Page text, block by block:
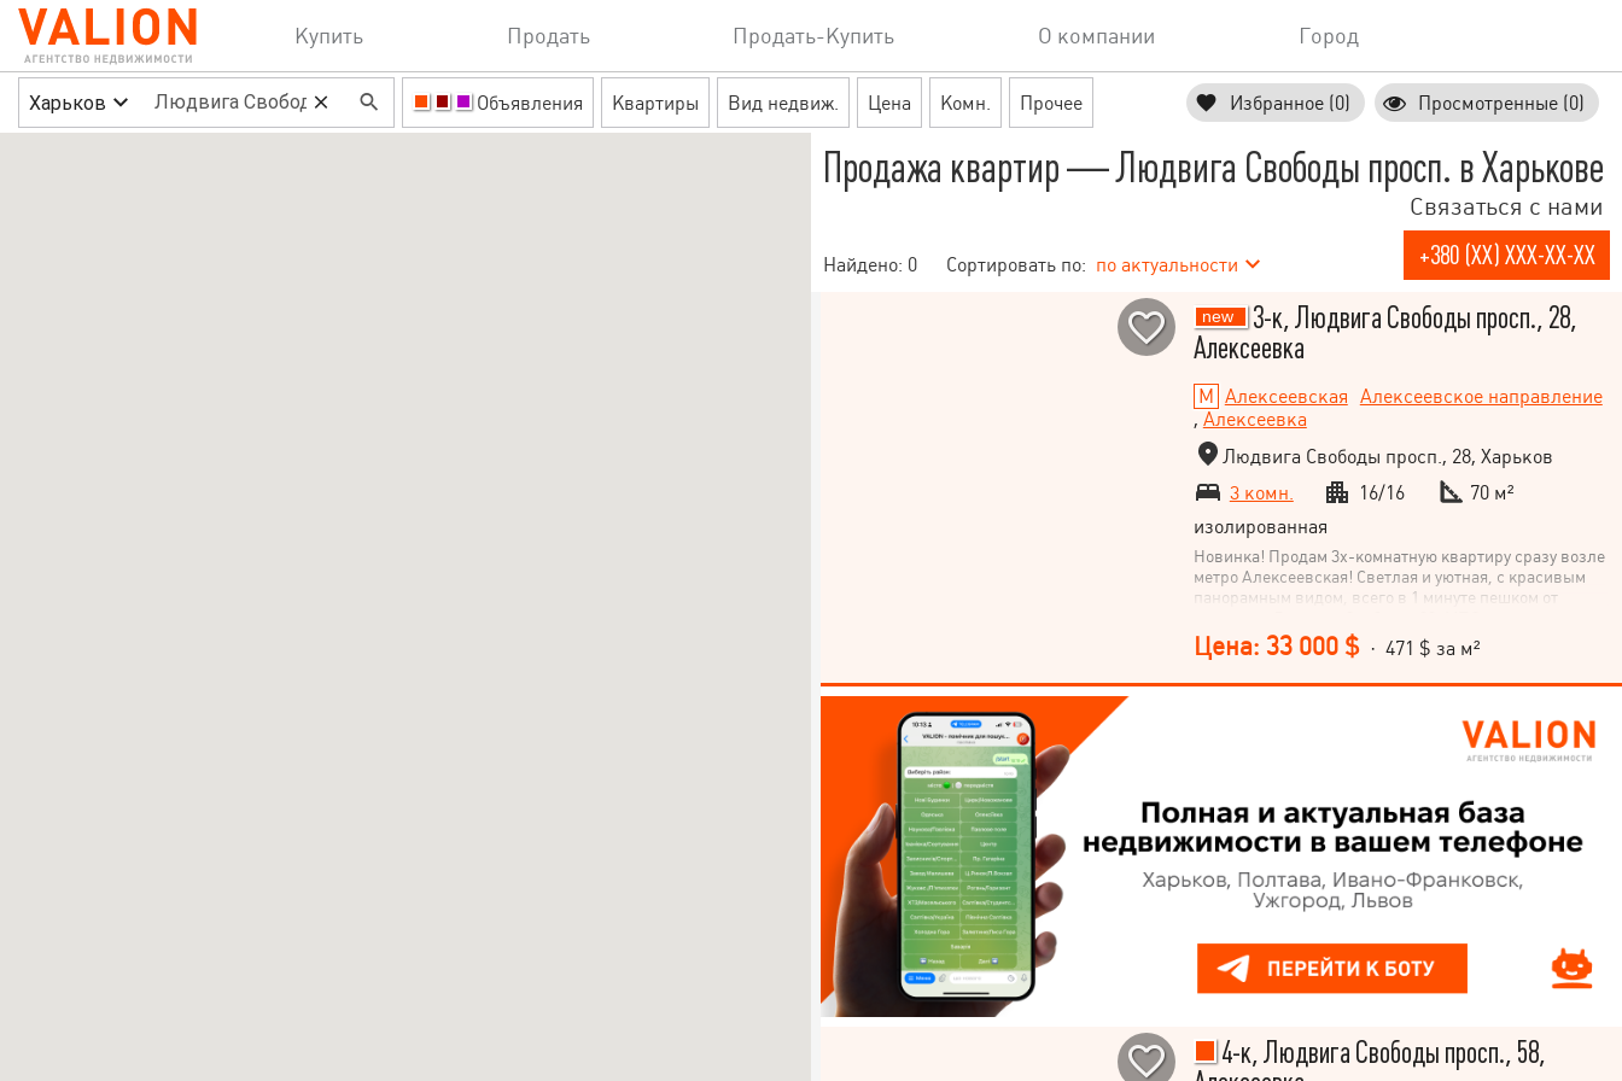
Купить Продать Продать-Купить О компании Город
Харьков Объявления Квартиры Вид недвиж. Цена Комн. Прочее Избранное (0) Просмотренные (0)
Продажа квартир — Людвига Свободы просп. в Харькове
Найдено: 0 Сортировать по: по актуальности
Связаться с нами
+380 (XX) XXX-XX-XX
3-к, Людвига Свободы просп., 28,
Алексеевка
Алексеевская Алексеевское направление
, Алексеевка
Людвига Свободы просп., 28, Харьков
3 комн.
16/16
70 м²
изолированная
Новинка! Продам 3х-комнатную квартиру сразу возле
метро Алексеевская! Светлая и уютная, с красивым
панорамным видом, всего в 1 минуте пешком от
радиаторы. Общая площадь — 70 м². Три раздельных
комнаты и большая кухня! Два балкона! Просторный
квадратный холл! Этаж 16/16 (есть технический этаж)
подойдёт для комфортной жизни семьи Очень
светлая, тёплая и по-настоящему уютная атмосфера!
Можно сразу заехать и жить без дополнительных
лифта. Квартира продаётся с мебелью и техникой, всё
уже готово для новых владельцев! Красивый вид из
окон, который создаёт особое ощущение простора и
комфорта! Локация — одна из лучших: метро рядом, в
пешей доступности супермаркеты, рынок, школы,
детские сады, удобная транспортная развязка.
Звоните! Просмотры по предварительной
договоренности!
Цена: 33 000 $· 471 $ за м²
4-к, Людвига Свободы просп., 58,